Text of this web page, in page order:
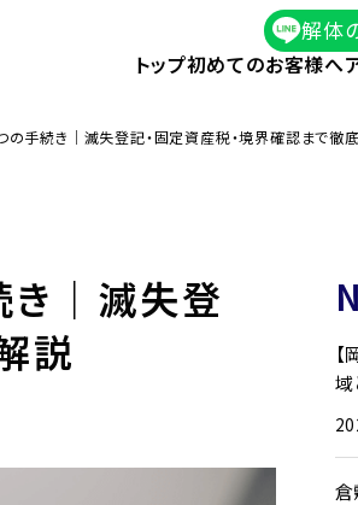
解体
トップ初めてのお客様へ
の手続き｜滅失登記・固定資産税・境界確認まで徹
き｜滅失登
説
域
倉